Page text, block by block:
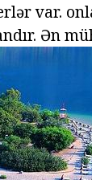
var.
Ən